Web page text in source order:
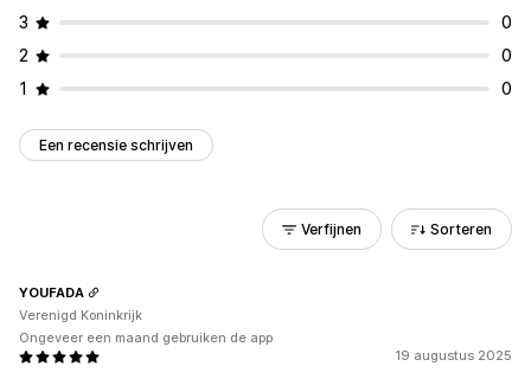
3
0
2
0
1
0
Een recensie schrijven
Verfijnen Sorteren
19 augustus 2025
YOUFADA
Verenigd Koninkrijk
Ongeveer een maand gebruiken de app